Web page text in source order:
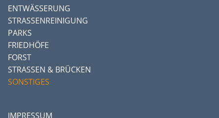
ENTWÄSSERUNG
STRASSENREINIGUNG
PARKS
FRIEDHÖFE
FORST
STRASSEN & BRÜCKEN
SONSTIGES
IMPRESSUM